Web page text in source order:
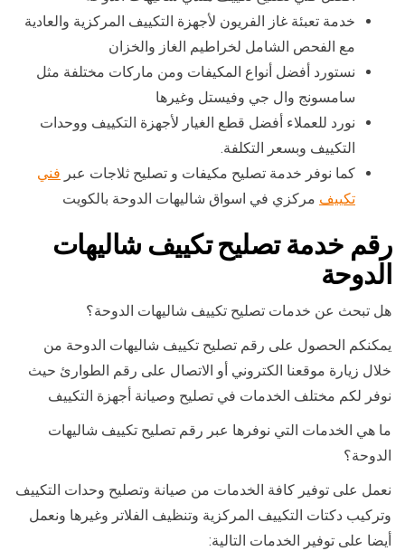
خدمة تعبئة غاز الفريون لأجهزة التكييف المركزية والعادية
مع الفحص الشامل لخراطيم الغاز والخزان
نستورد أفضل أنواع المكيفات ومن ماركات مختلفة مثل
سامسونج وال جي وفيستل وغيرها
نورد للعملاء أفضل قطع الغيار لأجهزة التكييف ووحدات
التكييف وبسعر التكلفة.
كما نوفر خدمة تصليح مكيفات و تصليح ثلاجات عبر فني
تكييف مركزي في اسواق شاليهات الدوحة بالكويت
رقم خدمة تصليح تكييف شاليهات
الدوحة
هل تبحث عن خدمات تصليح تكييف شاليهات الدوحة؟
يمكنكم الحصول على رقم تصليح تكييف شاليهات الدوحة من
خلال زيارة موقعنا الكتروني أو الاتصال على رقم الطوارئ حيث
نوفر لكم مختلف الخدمات في تصليح وصيانة أجهزة التكييف
ما هي الخدمات التي نوفرها عبر رقم تصليح تكييف شاليهات
الدوحة؟
نعمل على توفير كافة الخدمات من صيانة وتصليح وحدات التكييف
وتركيب دكتات التكييف المركزية وتنظيف الفلاتر وغيرها ونعمل
أيضا على توفير الخدمات التالية: